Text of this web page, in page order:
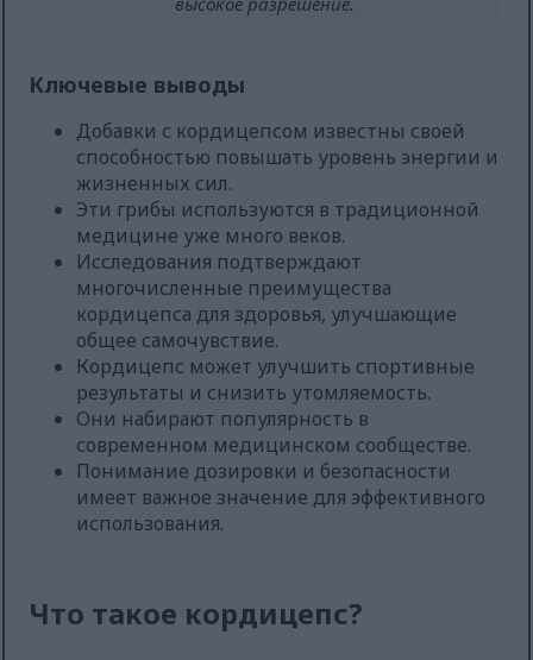
Ключевые выводы
Добавки с кордицепсом известны своей
способностью повышать уровень энергии и
жизненных сил.
Эти грибы используются в традиционной
медицине уже много веков.
Исследования подтверждают
многочисленные преимущества
кордицепса для здоровья, улучшающие
общее самочувствие.
Кордицепс может улучшить спортивные
результаты и снизить утомляемость.
Они набирают популярность в
современном медицинском сообществе.
Понимание дозировки и безопасности
имеет важное значение для эффективного
использования.
Что такое кордицепс?